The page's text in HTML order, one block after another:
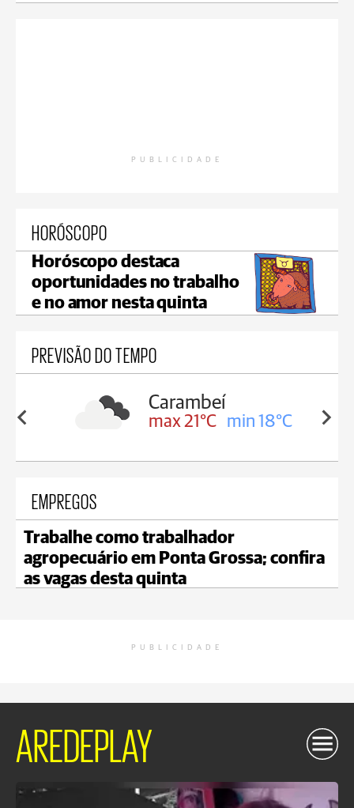
PUBLICIDADE
HORÓSCOPO
Horóscopo destaca
oportunidades no trabalho
e no amor nesta quinta
PREVISÃO DO TEMPO
min 18°C
Jaguariaíva
max 21°C min 20°C
EMPREGOS
Trabalhe como trabalhador
agropecuário em Ponta Grossa; confira
as vagas desta quinta
PUBLICIDADE
AREDEPLAY